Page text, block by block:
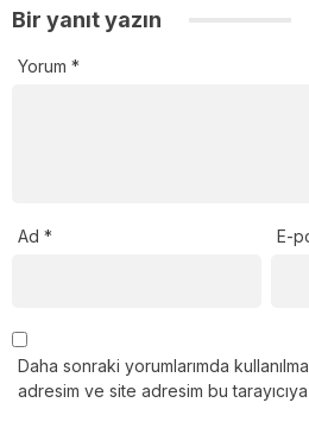
Bir yanıt yazın
Yorum *
Ad * E-
Daha sonraki yorumlarımda
adresim ve site adresim bu